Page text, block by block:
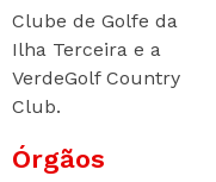
Clube de Golfe da
Ilha Terceira e a
VerdeGolf Country
Club.
Órgãos